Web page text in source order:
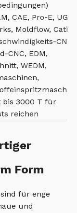
CAE, Pro-E, UG,
Moldflow, Catia
CNC,
CNC, EDM,
WEDM,
bis 3000 T für
reichen
Form
für enge
und